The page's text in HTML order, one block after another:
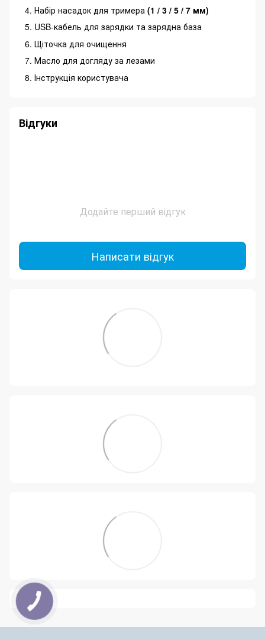
Набір насадок для тримера (1 / 3 / 5 / 7 мм)
USB-кабель для зарядки та зарядна база
Щіточка для очищення
Масло для догляду за лезами
Інструкція користувача
Відгуки
Додайте перший відгук
Написати відгук